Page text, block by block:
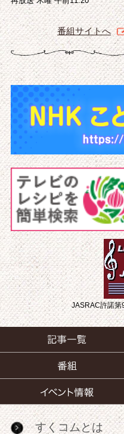
番組サイトへ
JASRAC許諾
すくコムとは